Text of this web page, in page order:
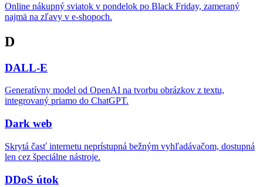
Online nákupný sviatok v pondelok po Black Friday, zameraný
najmä na zľavy v e-shopoch.
D
DALL-E
Generatívny model od OpenAI na tvorbu obrázkov z textu,
integrovaný priamo do ChatGPT.
Dark web
Skrytá časť internetu neprístupná bežným vyhľadávačom, dostupná
len cez špeciálne nástroje.
DDoS útok